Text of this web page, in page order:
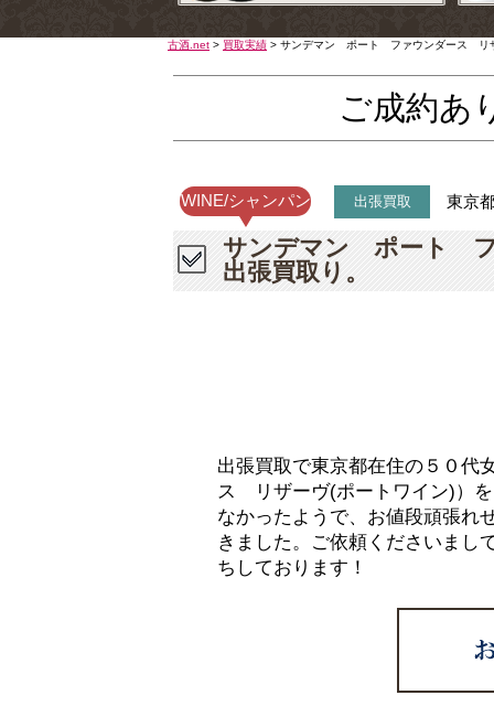
古酒.net > 買取実績 > サンデマン ポート ファウンダース リ
ご成約あ
WINE/シャンパン 出張買取 東京
サンデマン ポート
出張買取り。
出張買取で東京都在住の５０
ス リザーヴ(ポートワイン)）
なかったようで、お値段頑張れ
きました。ご依頼くださいまし
ちしております！